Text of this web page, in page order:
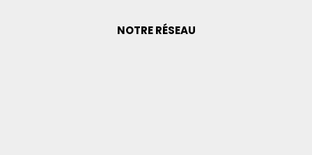
NOTRE RÉSEAU